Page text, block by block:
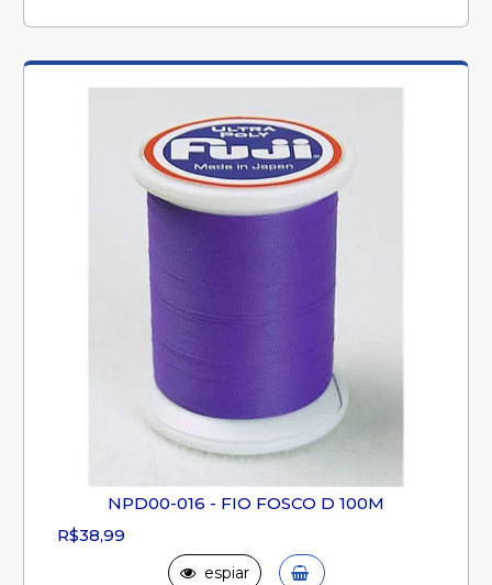
NPD00-016 - FIO FOSCO D 100M
R$38,99
espiar